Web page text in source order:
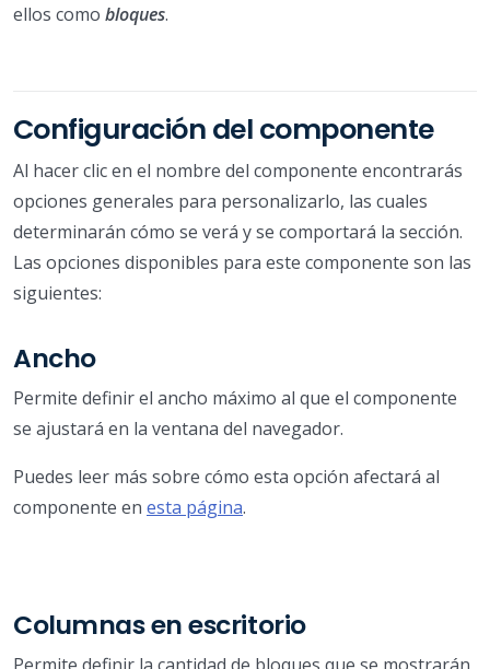
ellos como bloques.
Configuración del componente
Al hacer clic en el nombre del componente encontrarás
opciones generales para personalizarlo, las cuales
determinarán cómo se verá y se comportará la sección.
Las opciones disponibles para este componente son las
siguientes:
Ancho
Permite definir el ancho máximo al que el componente
se ajustará en la ventana del navegador.
Puedes leer más sobre cómo esta opción afectará al
componente en esta página.
Columnas en escritorio